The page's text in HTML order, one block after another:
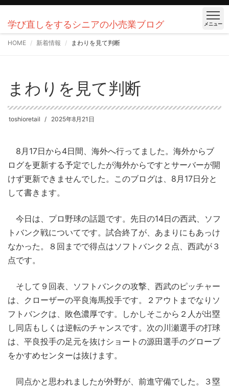
学び直しをするシニアの小売業ブログ メニュー
HOME 新着情報 まわりを見て判断
まわりを見て判断
toshioretail 2025年8月21日
8月17日から4日間、海外へ行ってました。海外からブ
ログを更新する予定でしたが海外からですとサーバーが開
けず更新できませんでした。このブログは、8月17日分と
して書きます。
今日は、プロ野球の話題です。先日の14日の西武、ソフ
トバンク戦についてです。試合終了が、あまりにもあっけ
なかった。８回までで得点はソフトバンク２点、西武が３
点です。
そして９回表、ソフトバンクの攻撃、西武のピッチャー
は、クローザーの平良海馬投手です。２アウトまでなりソ
フトバンクは、敗色濃厚です。しかしそこから２人が出塁
し同店もしくは逆転のチャンスです。次の川瀬選手の打球
は、平良投手の足元を抜けショートの源田選手のグローブ
をかすめセンターは抜けます。
同点かと思われましたが外野が、前進守備でした。３塁